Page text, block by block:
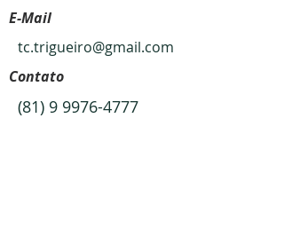
E-Mail
tc.trigueiro@gmail.com
Contato
(81) 9 9976-4777